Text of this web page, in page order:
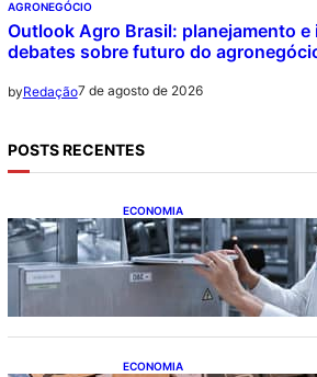
AGRONEGÓCIO
Outlook Agro Brasil: planejamento
debates sobre futuro do
byRedação7 de agosto de 2026
POSTS RECENTES
ECONOMIA
CNI: indústria investe
mas modernização
lentamente
ECONOMIA